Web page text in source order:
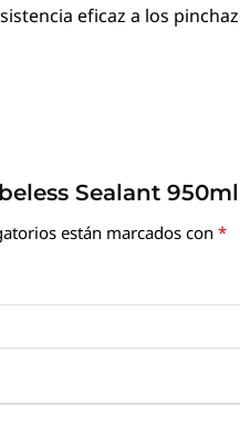
eficaz a los
Sealant
están marcados con*